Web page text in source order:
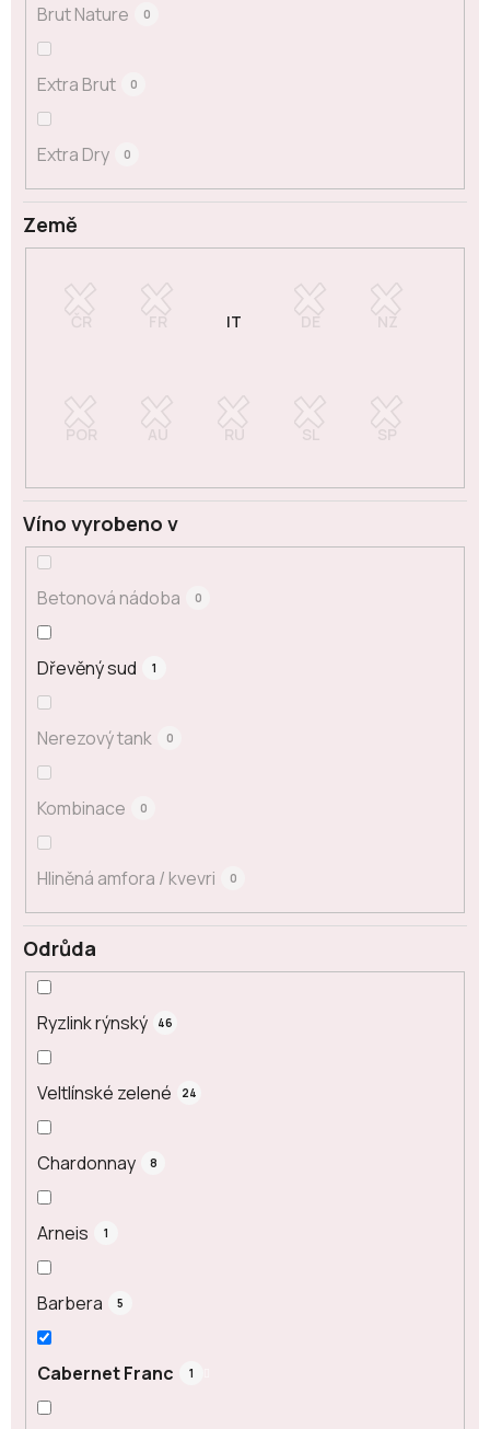
Odrůda
Ryzlink rýnský 46
Veltlínské zelené 24
Chardonnay 8
Arneis 1
Barbera 5
Cabernet Franc 1
Země
Brut Nature 0
Extra Brut 0
Extra Dry 0
Víno vyrobeno v
Betonová nádoba 0
Dřevěný sud 1
Nerezový tank 0
Kombinace 0
Hliněná amfora / kvevri 0